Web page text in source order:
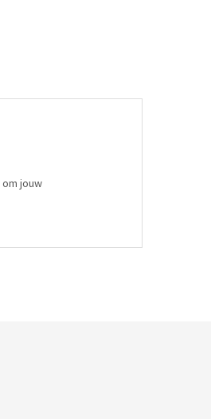
om jouw